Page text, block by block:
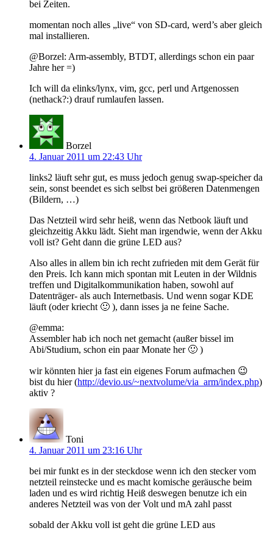
bei Zeiten.
momentan noch alles „live“ von SD-card, werd’s aber gleich
mal installieren.
@Borzel: Arm-assembly, BTDT, allerdings schon ein paar
Jahre her =)
Ich will da elinks/lynx, vim, gcc, perl und Artgenossen
(nethack?:) drauf rumlaufen lassen.
Borzel
4. Januar 2011 um 22:43 Uhr
links2 läuft sehr gut, es muss jedoch genug swap-speicher da
sein, sonst beendet es sich selbst bei größeren Datenmengen
(Bildern, …)
Das Netzteil wird sehr heiß, wenn das Netbook läuft und
gleichzeitig Akku lädt. Sieht man irgendwie, wenn der Akku
voll ist? Geht dann die grüne LED aus?
Also alles in allem bin ich recht zufrieden mit dem Gerät für
den Preis. Ich kann mich spontan mit Leuten in der Wildnis
treffen und Digitalkommunikation haben, sowohl auf
Datenträger- als auch Internetbasis. Und wenn sogar KDE
läuft (oder kriecht 🙂 ), dann isses ja ne feine Sache.
@emma:
Assembler hab ich noch net gemacht (außer bissel im
Abi/Studium, schon ein paar Monate her 🙂 )
wir könnten hier ja fast ein eigenes Forum aufmachen 😉
bist du hier (http://devio.us/~nextvolume/via_arm/index.php)
aktiv ?
Toni
4. Januar 2011 um 23:16 Uhr
bei mir funkt es in der steckdose wenn ich den stecker vom
netzteil reinstecke und es macht komische geräusche beim
laden und es wird richtig Heiß deswegen benutze ich ein
anderes Netzteil was von der Volt und mA zahl passt
sobald der Akku voll ist geht die grüne LED aus